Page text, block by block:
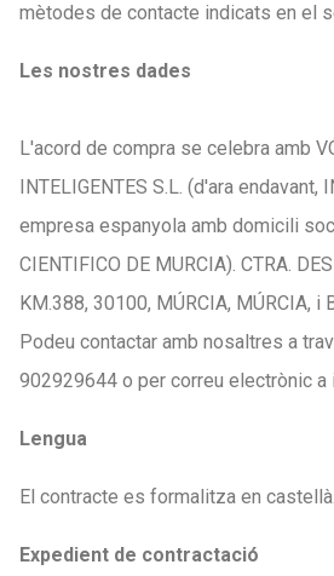
mètodes de contacte indicats en el
Les nostres dades
L'acord de compra se celebra amb
INTELIGENTES S.L. (d'ara endavant,
empresa espanyola amb domicili
CIENTIFICO DE MURCIA). CTRA.
KM.388, 30100, MÚRCIA, MÚRCIA, i
Podeu contactar amb nosaltres a
902929644 o per correu electrònic a
Lengua
El contracte es formalitza en castellà.
Expedient de contractació